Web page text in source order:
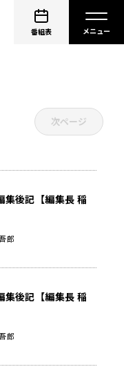
番組表
次ページ
集後記【編集長 稲
郎
集後記【編集長 稲
郎